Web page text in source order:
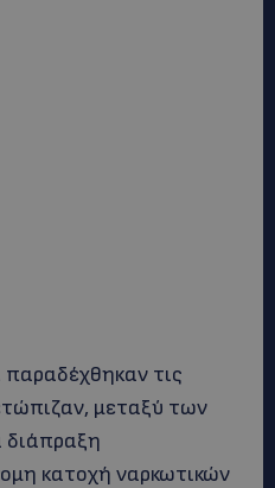
παραδέχθηκαν τις
μεταξύ των
διάπραξη
κατοχή ναρκωτικών